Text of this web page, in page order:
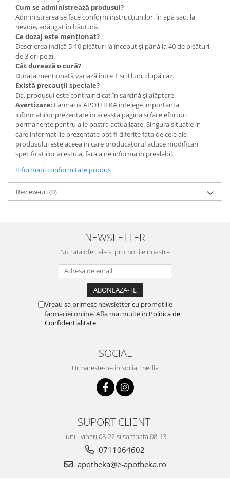
Cum se administrează produsul?
Administrarea se face conform instrucțiunilor, în apă sau, la
nevoie, adăugat în băutură.
Ce dozaj este menționat?
Descrierea indică 5-10 picături la început și până la 40 de picături,
de 3 ori pe zi.
Cât durează o cură?
Durata menționată variază între 1 și 3 luni, după caz.
Există precauții speciale?
Da, produsul este contraindicat în sarcină și alăptare.
Avertizare: Farmacia APOTHEKA intelege importanta
informatiilor prezentate in aceasta pagina si face eforturi
permanente pentru a le pastra actualizate. Singura situatie in
care informatiile prezentate pot fi diferite fata de cele ale
produsului este aceea in care producatorul aduce modificari
specificatiilor acestuia, fara a ne informa in prealabil.
Informatii conformitate produs
Review-uri(0)
NEWSLETTER
Nu rata ofertele si promotiile noastre
Vreau sa primesc newsletter cu promotiile
farmaciei online. Afla mai multe in Politica de
Confidentialitate
SOCIAL
Urmareste-ne in social media
SUPORT CLIENTI
luni - vineri 08-22 si sambata 08-13
0711064602
apotheka@e-apotheka.ro